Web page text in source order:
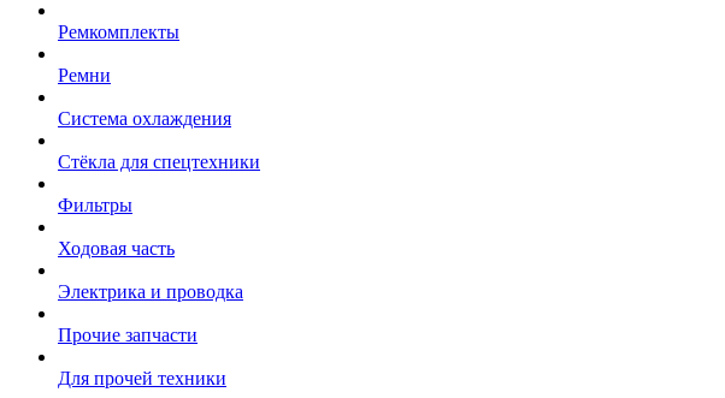
Ремкомплекты
Ремни
Система охлаждения
Стёкла для спецтехники
Фильтры
Ходовая часть
Электрика и проводка
Прочие запчасти
Для прочей техники